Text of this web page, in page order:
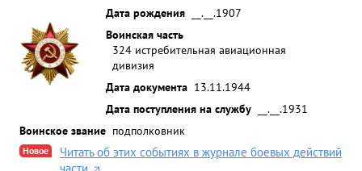
Дата рождения
__.__.1907
Воинская часть
324 истребительная авиационная
дивизия
Дата документа 13.11.1944
Дата поступления на службу
__.__.1931
Воинское звание подполковник
Новое
Читать об этих событиях в журнале боевых действий